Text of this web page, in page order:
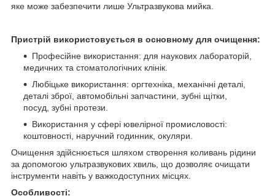
яке може забезпечити лише Ультразвукова мийка.
Пристрій використовується в основному для очищення:
Професійне використання: для наукових лабораторій,
медичних та стоматологічних клінік.
Любіцьке використання: оргтехніка, механічні деталі,
деталі зброї, автомобільні запчастини, зубні щітки,
посуд, зубні протези.
Використання у сфері ювелірної промисловості:
коштовності, наручний годинник, окуляри.
Очищення здійснюється шляхом створення коливань рідини
за допомогою ультразвукових хвиль, що дозволяє очищати
інструменти навіть у важкодоступних місцях.
Особливості: